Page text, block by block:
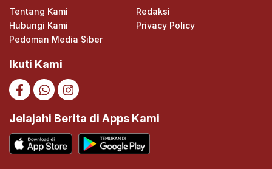
Tentang Kami
Redaksi
Hubungi Kami
Privacy Policy
Pedoman Media Siber
Ikuti Kami
Jelajahi Berita di Apps Kami